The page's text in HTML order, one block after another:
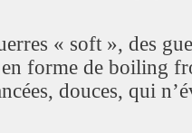
« soft », des
forme de boiling
douces, qui